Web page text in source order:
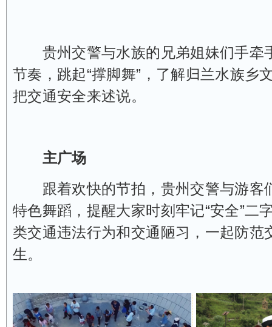
贵州交警与水族的兄弟姐妹们手牵
节奏，跳起“撑脚舞”，了解归兰水族乡
把交通安全来述说。
主广场
跟着欢快的节拍，贵州交警与游客
特色舞蹈，提醒大家时刻牢记“安全”二
类交通违法行为和交通陋习，一起防范
生。